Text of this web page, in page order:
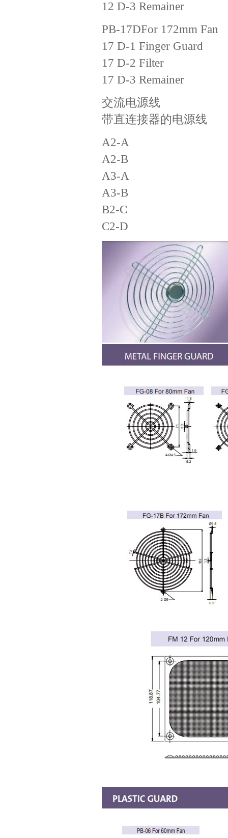
12 D-3 Remainer
PB-17DFor 172mm Fan
17 D-1 Finger Guard
17 D-2 Filter
17 D-3 Remainer
交流电源线
带直连接器的电源线
A2-A
A2-B
A3-A
A3-B
B2-C
C2-D